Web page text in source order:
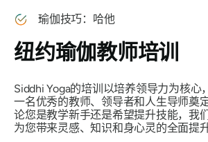
瑜伽技巧：哈他
纽约瑜伽教师培训
Siddhi Yoga的培训以培养领导力为核心
一名优秀的教师、领导者和人生导师奠
论您是教学新手还是希望提升技能，我
为您带来灵感、知识和身心灵的全面提